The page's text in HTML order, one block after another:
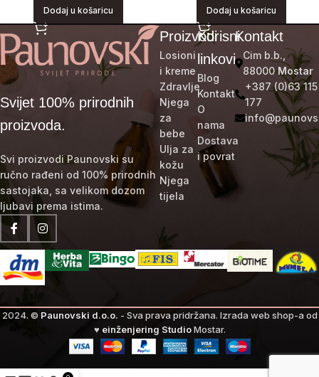
Dodaj u košaricu Dodaj u košaricu
Svijet 100% prirodnih
proizvoda.
Svi proizvodi Paunovski su
ručno rađeni od 100% prirodnih
sastojaka, sa velikom dozom
ljubavi prema istima.
Proizvodi
Losioni
i kreme
Zdravlje
Njega
za
bebe
Ulja za
kožu
Njega
tijela
Korisni
linkovi
Blog
Kontakt
O
nama
Dostava
i povrat
Kontakt
Cim b.b.,
88000Mostar
+387 (0)63 115
177
2024. © Paunovski d.o.o. - Sva prava pridržana. Izrada web shop-a od
♥ einženjering StudioMostar.